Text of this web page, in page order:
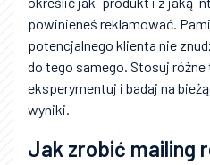
powinieneś reklamować.
potencjalnego klienta nie
do tego samego. Stosuj
eksperymentuj i badaj na
wyniki.
Jak zrobić mailing